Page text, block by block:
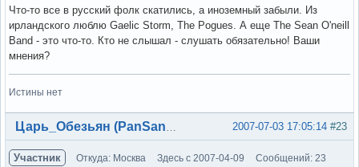
Что-то все в русский фолк скатились, а иноземный забыли. Из
ирландского люблю Gaelic Storm, The Pogues. А еще The Sean O'neill
Band - это что-то. Кто не слышал - слушать обязательно! Ваши
мнения?
Истины нет
Вне форума #23
2007-07-03 17:05:14
Участник Откуда: Москва Здесь с 2007-04-09
Сообщений: 23